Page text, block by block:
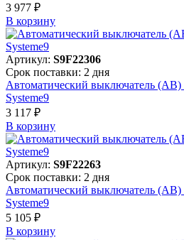
3 977 ₽
В корзинy
Артикул: S9F22306
Срок поставки: 2 дня
Автоматический выключатель
Systeme9
3 117 ₽
В корзинy
Артикул: S9F22263
Срок поставки: 2 дня
Автоматический выключатель
Systeme9
5 105 ₽
В корзинy